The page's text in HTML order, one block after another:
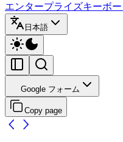
エンタープライズキーボ
日本語
Google フォーム
Copy page